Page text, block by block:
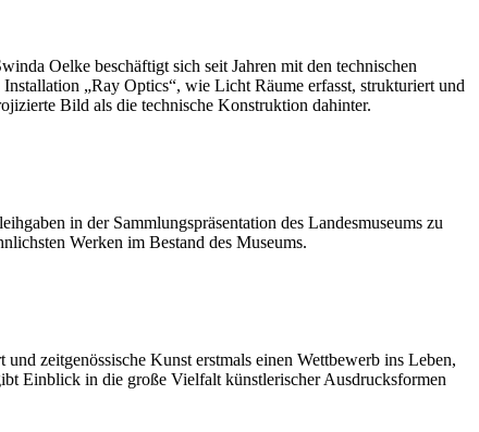
Oelke beschäftigt sich seit Jahren mit den technischen
„Ray Optics“, wie Licht Räume erfasst, strukturiert und
Bild als die technische Konstruktion dahinter.
in der Sammlungspräsentation des Landesmuseums zu
Werken im Bestand des Museums.
zeitgenössische Kunst erstmals einen Wettbewerb ins Leben,
Einblick in die große Vielfalt künstlerischer Ausdrucksformen